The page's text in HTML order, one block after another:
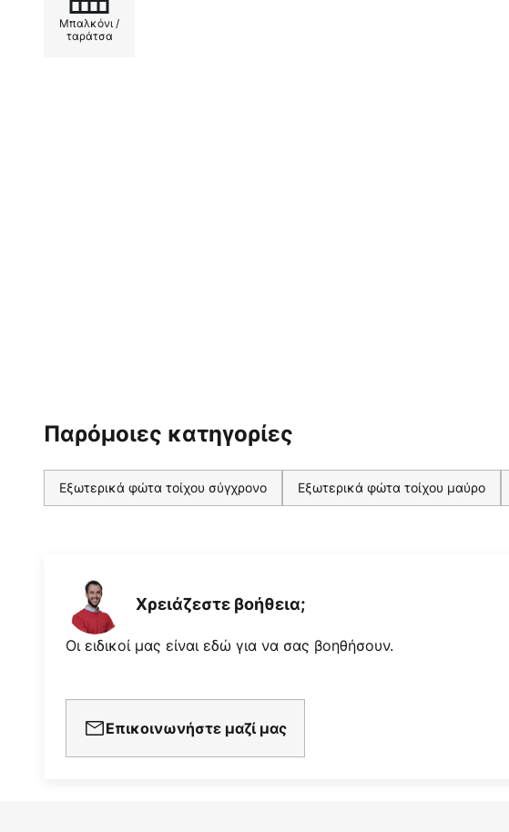
Μπαλκόνι /
ταράτσα
Παρόμοιες κατηγορίες
Εξωτερικά φώτα τοίχου σύγχρονο Εξωτερικά φώτα τοίχου μαύρο
Χρειάζεστε βοήθεια;
Οι ειδικοί μας είναι εδώ για να σας βοηθήσουν.
Επικοινωνήστε μαζί μας